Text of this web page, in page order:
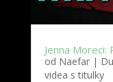
Jenna
od Naefar|
videa s titulky